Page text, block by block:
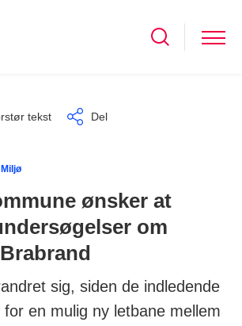
tekst Del
ønsker at
om
sig, siden de indledende
en mulig ny letbane mellem